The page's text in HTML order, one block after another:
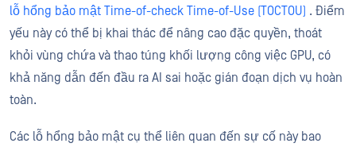
lỗ hổng bảo mật Time-of-check Time-of-Use (TOCTOU) . Điểm
yếu này có thể bị khai thác để nâng cao đặc quyền, thoát
khỏi vùng chứa và thao túng khối lượng công việc GPU, có
khả năng dẫn đến đầu ra AI sai hoặc gián đoạn dịch vụ hoàn
toàn.
Các lỗ hổng bảo mật cụ thể liên quan đến sự cố này bao